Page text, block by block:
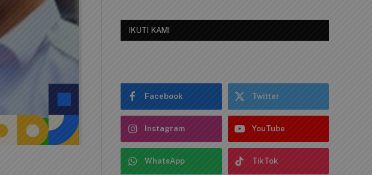
IKUTI KAMI
Facebook Twitter
Instagram YouTube
WhatsApp TikTok